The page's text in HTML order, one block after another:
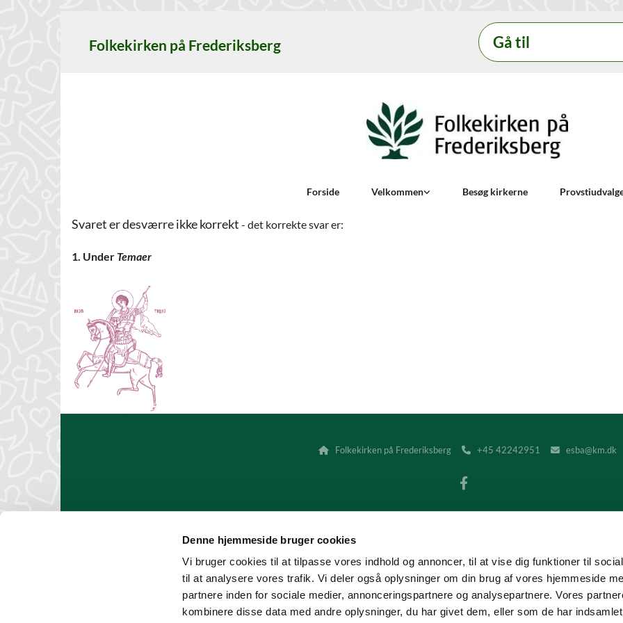
Denne hjemmeside bruger cookies
Vi bruger cookies til at tilpasse vores indhold og annoncer, til at vise dig funktioner til
til at analysere vores trafik. Vi deler også oplysninger om din brug af vores hjemmeside
partnere inden for sociale medier, annonceringspartnere og analysepartnere. Vores
kombinere disse data med andre oplysninger, du har givet dem, eller som de har
Folkekirken på Frederiksberg Gå til
Forside Velkommen Besøg kirkerne
Svaret er desværre ikke korrekt - det korrekte svar er:
1. Under Temaer
Folkekirken på Frederiksberg +45 42242951 esba@km.dk
Kontakt Tilgængelighedserklæring
I Frederiksberg Provsti håndterer vi alene elektroniske fakturaer.
EAN-faktura sendes til provstiets EAN/GLN-nummer 5798000859135 (CVR-nummeret
Privatlivspolitik Log på ChurchDesk